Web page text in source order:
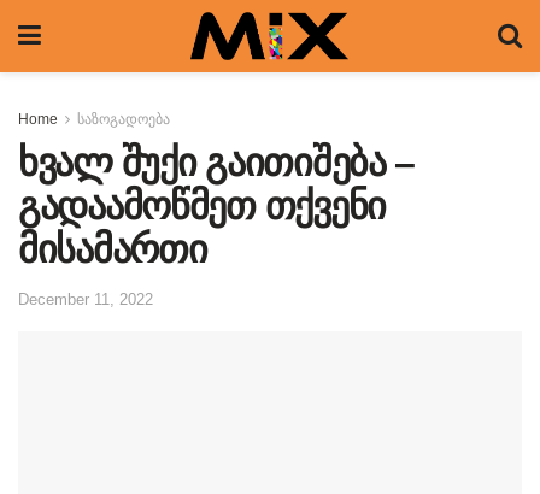
Home საზოგადოება
ხვალ შუქი გაითიშება –
გადაამოწმეთ თქვენი
მისამართი
December 11, 2022